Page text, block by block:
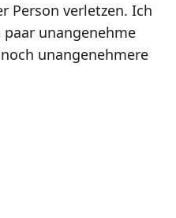
Person verletzen. Ich
unangenehme
unangenehmere